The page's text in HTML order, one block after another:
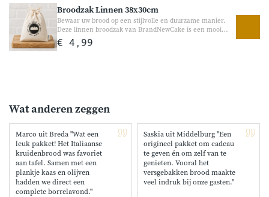
voor zowel de broodbakmachine als handmatig bakken.
Broodzak Linnen 38x30cm
Bewaar uw brood op een stijlvolle en duurzame manier.
Deze linnen broodzak van BrandNewCake is een mooi
alternatief voor plastic broodzakken. De broodzak helpt
brood op een natuurlijke manier te bewaren en geeft
€ 4,99
Wat anderen zeggen
Marco uit Breda "Wat een
leuk pakket! Het Italiaanse
kruidenbrood was favoriet
aan tafel. Samen met een
plankje kaas en olijven
hadden we direct een
complete borrelavond."
Saskia uit Middelburg "Een
origineel pakket om cadeau
te geven én om zelf van te
genieten. Vooral het
versgebakken brood maakte
veel indruk bij onze gasten."